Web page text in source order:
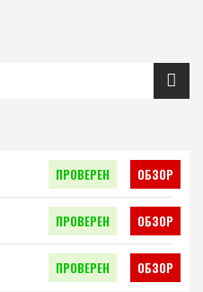
ПРОВЕРЕН ОБЗОР
ПРОВЕРЕН ОБЗОР
ПРОВЕРЕН ОБЗОР